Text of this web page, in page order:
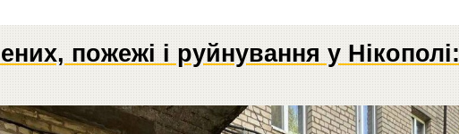
пожежі і руйнування у Нікополі: